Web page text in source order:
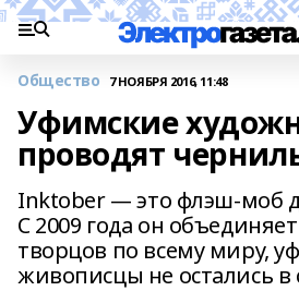
Общество 7 НОЯБРЯ 2016, 11:48
Уфимские
проводят
Inktober — это флэш-моб
С 2009 года он
творцов по всему миру,
живописцы не остались в